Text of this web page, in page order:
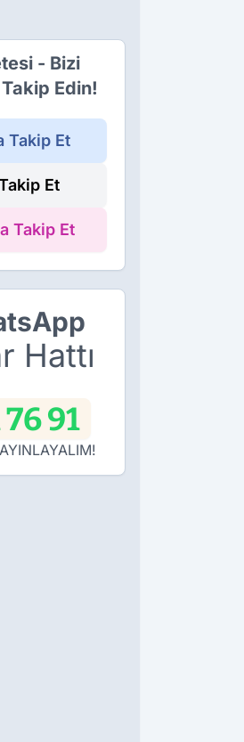
- Bizi
Edin!
Takip Et
Et
Takip Et
Hattı
91